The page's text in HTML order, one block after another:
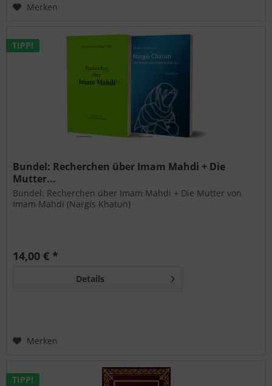
Merken
TIPP!
Bundel: Recherchen über Imam Mahdi + Die
Mutter...
Bundel: Recherchen über Imam Mahdi + Die Mutter von
Imam Mahdi (Nargis Khatun)
14,00 € *
Details
Merken
TIPP!